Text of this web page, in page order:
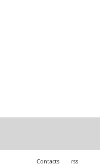
Contacts rss